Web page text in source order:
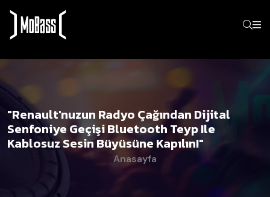
"Renault'nuzun Radyo Çağından Dijital
Senfoniye Geçişi Bluetooth Teyp Ile
Kablosuz Sesin Büyüsüne Kapılın!"
Anasayfa